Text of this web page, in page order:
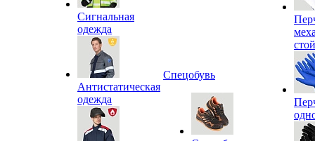
Сигнальная
одежда
Антистатическая
одежда
Спецобувь